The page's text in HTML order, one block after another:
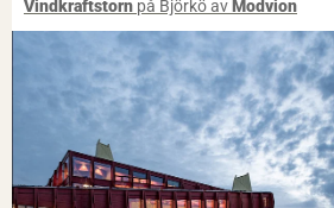
Vindkraftstorn på Björkö av Modvion